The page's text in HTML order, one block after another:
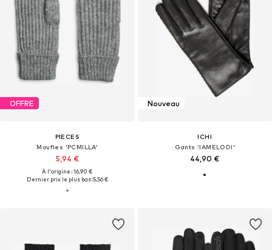
OFFRE
PIECES
Moufles 'PCMILLA'
5,94 €
À l'origine : 16,90 €
Dernier prix le plus bas :5,56 €
Nouveau
ICHI
Gants 'IAMELODI'
44,90 €